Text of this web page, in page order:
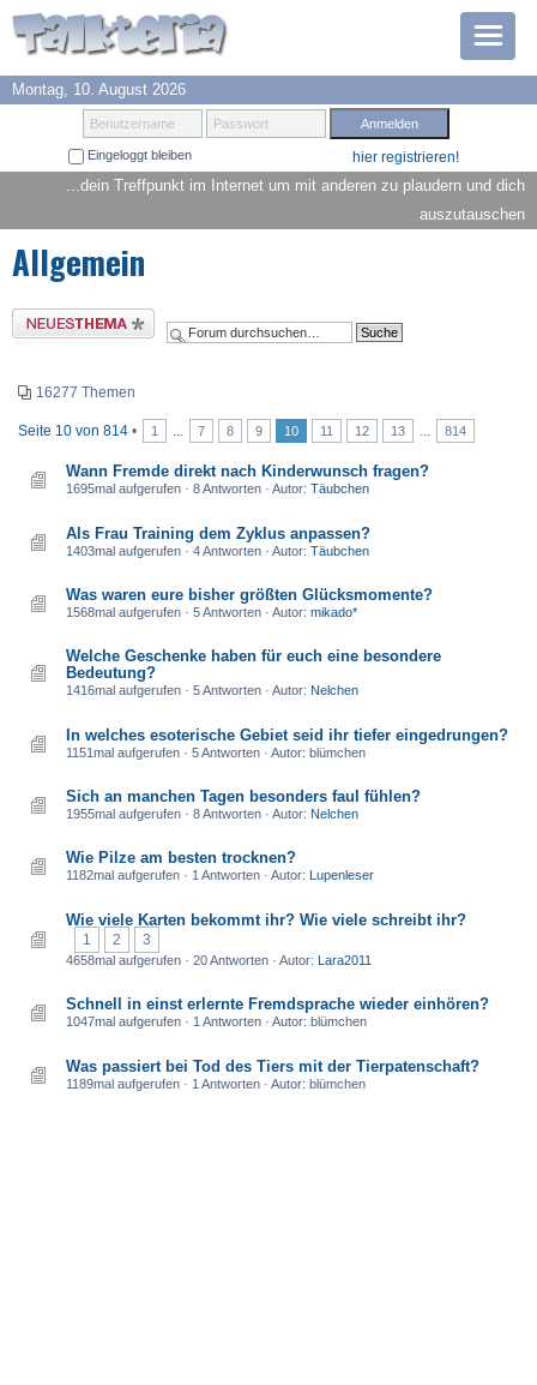
Prämien
Suche
Anmelden
Montag, 10. August 2026
Benutzername Passwort
Eingeloggt bleiben hier registrieren!
...dein Treffpunkt im Internet um mit anderen zu plaudern und dich
auszutauschen
Allgemein
Neues Thema erstellen
16277 Themen
Seite 10 von 814 • 1 ... 7 8 9 10 11 12 13 ... 814
Wann Fremde direkt nach Kinderwunsch fragen?
1695mal aufgerufen · 8 Antworten · Autor: Täubchen
Als Frau Training dem Zyklus anpassen?
1403mal aufgerufen · 4 Antworten · Autor: Täubchen
Was waren eure bisher größten Glücksmomente?
1568mal aufgerufen · 5 Antworten · Autor: mikado*
Welche Geschenke haben für euch eine besondere
Bedeutung?
1416mal aufgerufen · 5 Antworten · Autor: Nelchen
In welches esoterische Gebiet seid ihr tiefer eingedrungen?
1151mal aufgerufen · 5 Antworten · Autor: blümchen
Sich an manchen Tagen besonders faul fühlen?
1955mal aufgerufen · 8 Antworten · Autor: Nelchen
Wie Pilze am besten trocknen?
1182mal aufgerufen · 1 Antworten · Autor: Lupenleser
Wie viele Karten bekommt ihr? Wie viele schreibt ihr?
1 2 3
4658mal aufgerufen · 20 Antworten · Autor: Lara2011
Schnell in einst erlernte Fremdsprache wieder einhören?
1047mal aufgerufen · 1 Antworten · Autor: blümchen
Was passiert bei Tod des Tiers mit der Tierpatenschaft?
1189mal aufgerufen · 1 Antworten · Autor: blümchen